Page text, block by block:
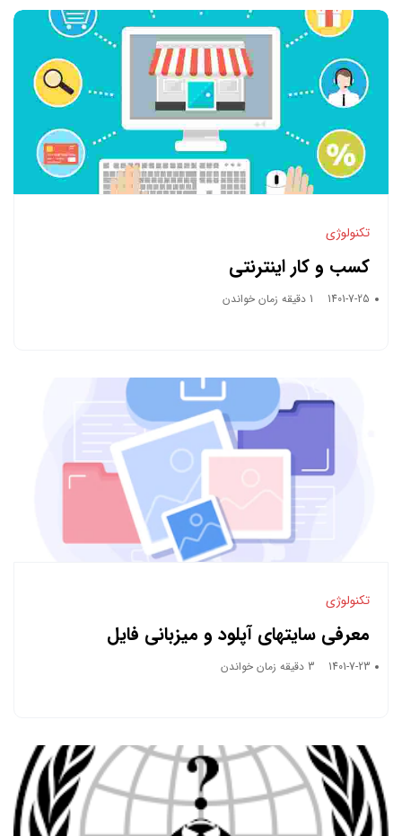
تکنولوژی
کسب و کار اینترنتی
1401-7-25 1 دقیقه زمان خواندن
تکنولوژی
معرفی سایتهای آپلود و میزبانی فایل
1401-7-23 3 دقیقه زمان خواندن